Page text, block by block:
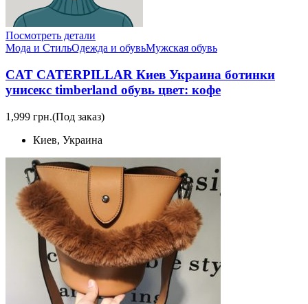
Посмотреть детали
Мода и СтильОдежда и обувьМужская обувь
CAT CATERPILLAR Киев Украина ботинки
унисекс timberland обувь цвет: кофе
1,999 грн.(Под заказ)
Киев, Украина